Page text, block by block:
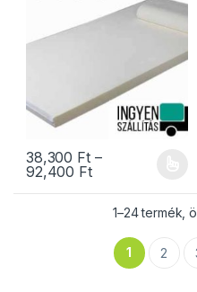
38,300 Ft –
92,400 FtÁrtartomány:
Ennek a terméknek több
1–24 termék,
1 2